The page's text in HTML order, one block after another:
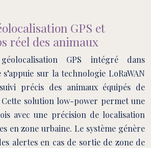
GPS et
réel des animaux
GPS intégré dans
s’appuie sur la technologie LoRaWAN
précis des animaux équipés de
solution low-power permet une
avec une précision de localisation
en zone urbaine. Le système génère
alertes en cas de sortie de zone de